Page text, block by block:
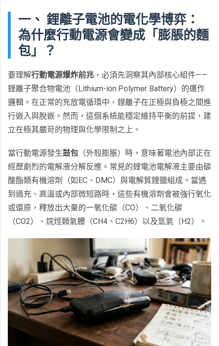
一、 鋰離子電池的電化學博弈：
為什麼行動電源會變成「膨脹的麵
包」？
要理解行動電源爆炸前兆 ，必須先洞察其內部核心組件——
鋰離子聚合物電池（Lithium-ion Polymer Battery）的運作
邏輯。在正常的充放電循環中，鋰離子在正極與負極之間進
行嵌入與脫嵌。然而，這個系統能穩定維持平衡的前提，建
立在極其嚴苛的物理與化學限制之上。
當行動電源發生鼓包 （外殼膨脹）時，意味著電池內部正在
經歷劇烈的電解液分解反應。常見的鋰電池電解液主要由碳
酸酯類有機溶劑（如EC、DMC）與電解質鋰鹽組成。當遇
到過充、高溫或內部微短路時，這些有機溶劑會被強行氧化
或還原，釋放出大量的一氧化碳（CO）、二氧化碳
（CO2）、烷烴類氣體（CH4、C2H6）以及氫氣（H2）。